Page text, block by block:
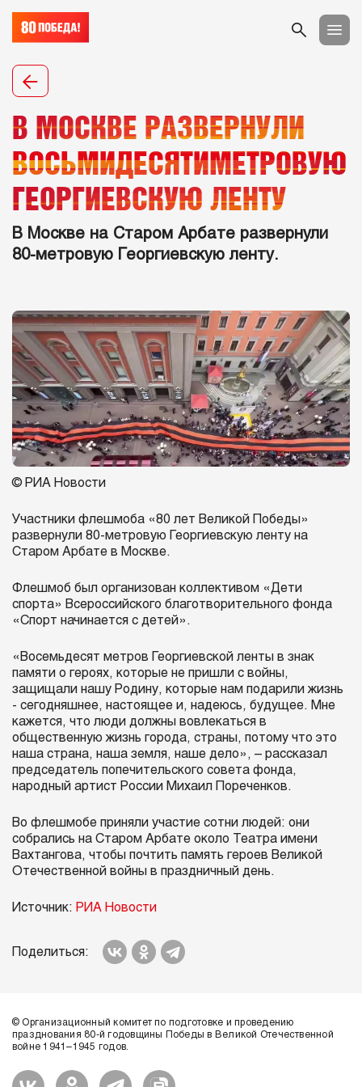
В МОСКВЕ РАЗВЕРНУЛИ
ВОСЬМИДЕСЯТИМЕТРОВУЮ
ГЕОРГИЕВСКУЮ ЛЕНТУ
В Москве на Старом Арбате развернули
80-метровую Георгиевскую ленту.
© РИА Новости
Участники флешмоба «80 лет Великой Победы»
развернули 80-метровую Георгиевскую ленту на
Старом Арбате в Москве.
Флешмоб был организован коллективом «Дети
спорта» Всероссийского благотворительного фонда
«Спорт начинается с детей».
«Восемьдесят метров Георгиевской ленты в знак
памяти о героях, которые не пришли с войны,
защищали нашу Родину, которые нам подарили жизнь
- сегодняшнее, настоящее и, надеюсь, будущее. Мне
кажется, что люди должны вовлекаться в
общественную жизнь города, страны, потому что это
наша страна, наша земля, наше дело», – рассказал
председатель попечительского совета фонда,
народный артист России Михаил Пореченков.
Во флешмобе приняли участие сотни людей: они
собрались на Старом Арбате около Театра имени
Вахтангова, чтобы почтить память героев Великой
Отечественной войны в праздничный день.
Источник: РИА Новости
Поделиться:
© Организационный комитет по подготовке и проведению
празднования 80-й годовщины Победы в Великой Отечественной
войне 1941–1945 годов.